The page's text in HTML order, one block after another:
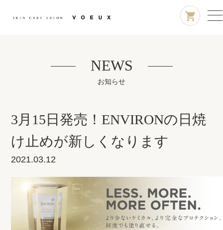
NEWS
お知らせ
3月15日発売！ENVIRONの日焼
け止めが新しくなります
2021.03.12